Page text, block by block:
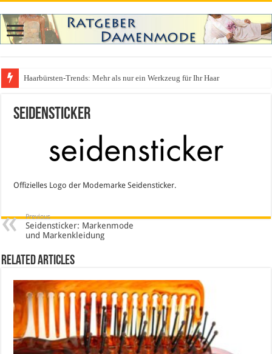
Haarbürsten-Trends: Mehr als nur ein Werkzeug für Ihr Haar
Was zieht man auf ein Festival an? Dein ultimativer Styleguide für die
Seidensticker
Offizielles Logo der Modemarke Seidensticker.
Previous
Seidensticker: Markenmode
und Markenkleidung
Related Articles